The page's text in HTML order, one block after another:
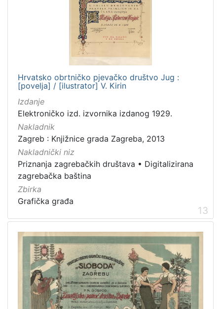
Hrvatsko obrtničko pjevačko društvo Jug :
[povelja] / [ilustrator] V. Kirin
Izdanje
Elektroničko izd. izvornika izdanog 1929.
Nakladnik
Zagreb : Knjižnice grada Zagreba, 2013
Nakladnički niz
Priznanja zagrebačkih društava • Digitalizirana
zagrebačka baština
Zbirka
Grafička građa
13